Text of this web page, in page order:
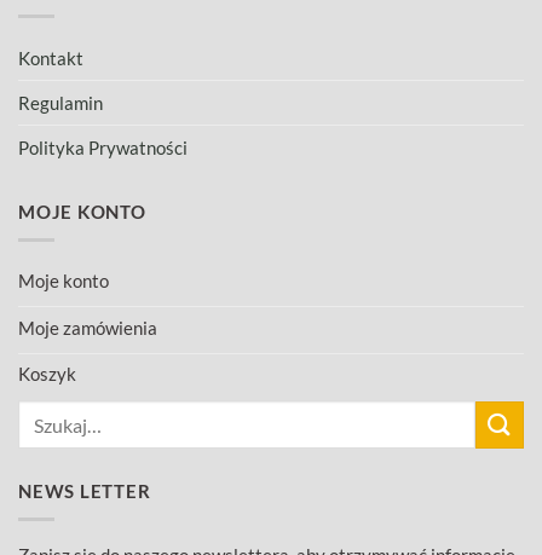
Kontakt
Regulamin
Polityka Prywatności
MOJE KONTO
Moje konto
Moje zamówienia
Koszyk
NEWS LETTER